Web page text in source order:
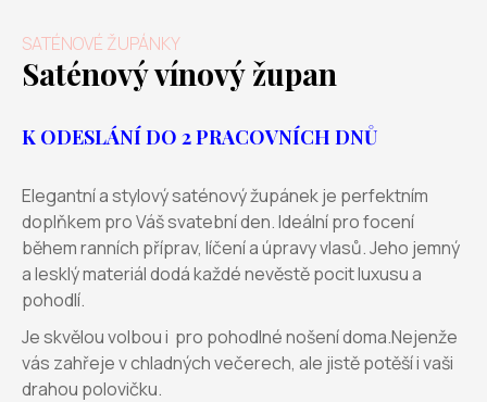
SATÉNOVÉ ŽUPÁNKY
Saténový vínový župan
K ODESLÁNÍ DO 2 PRACOVNÍCH DNŮ
Elegantní a stylový saténový župánek je perfektním
doplňkem pro Váš svatební den. Ideální pro focení
během ranních příprav, líčení a úpravy vlasů. Jeho jemný
a lesklý materiál dodá každé nevěstě pocit luxusu a
pohodlí.
Je skvělou volbou i pro pohodlné nošení doma.Nejenže
vás zahřeje v chladných večerech, ale jistě potěší i vaši
drahou polovičku.